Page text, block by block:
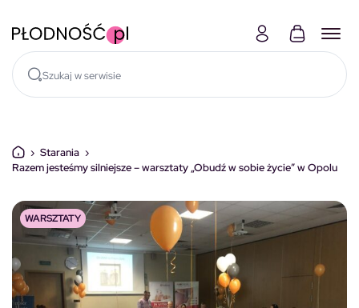
› Starania ›
Razem jesteśmy silniejsze – warsztaty „Obudź w sobie życie” w Opolu
WARSZTATY